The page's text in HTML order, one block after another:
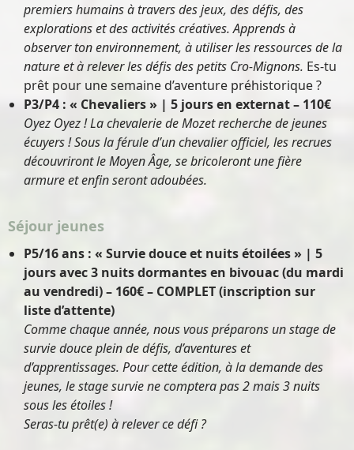
premiers humains à travers des jeux, des défis, des
explorations et des activités créatives. Apprends à
observer ton environnement, à utiliser les ressources de la
nature et à relever les défis des petits Cro-Mignons. Es-tu
prêt pour une semaine d’aventure préhistorique ?
P3/P4 : « Chevaliers » | 5 jours en externat – 110€
Oyez Oyez ! La chevalerie de Mozet recherche de jeunes
écuyers ! Sous la férule d’un chevalier officiel, les recrues
découvriront le Moyen Âge, se bricoleront une fière
armure et enfin seront adoubées.
Séjour jeunes
P5/16 ans : « Survie douce et nuits étoilées » | 5
jours avec 3 nuits dormantes en bivouac (du mardi
au vendredi) – 160€– COMPLET (inscription sur
liste d’attente)
Comme chaque année, nous vous préparons un stage de
survie douce plein de défis, d’aventures et
d’apprentissages. Pour cette édition, à la demande des
jeunes, le stage survie ne comptera pas 2 mais 3 nuits
sous les étoiles !
Seras-tu prêt(e) à relever ce défi ?